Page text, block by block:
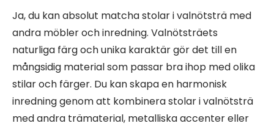
Ja, du kan absolut matcha stolar i valnötsträ med
andra möbler och inredning. Valnötsträets
naturliga färg och unika karaktär gör det till en
mångsidig material som passar bra ihop med olika
stilar och färger. Du kan skapa en harmonisk
inredning genom att kombinera stolar i valnötsträ
med andra trämaterial, metalliska accenter eller